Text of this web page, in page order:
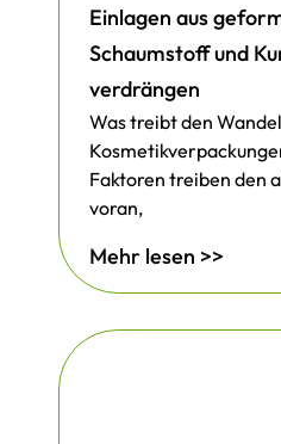
Einlagen aus
Schaumstoff und
verdrängen
Was treibt den
Faktoren treiben den
voran,
Mehr lesen >>